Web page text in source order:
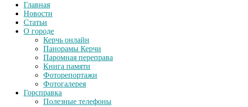
Главная
Новости
Статьи
О городе
Керчь онлайн
Панорамы Керчи
Паромная переправа
Книга памяти
Фоторепортажи
Фотогалерея
Горсправка
Полезные телефоны